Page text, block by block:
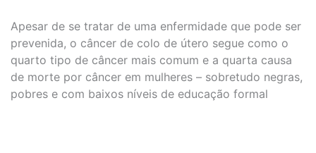
Apesar de se tratar de uma enfermidade que pode ser
prevenida, o câncer de colo de útero segue como o
quarto tipo de câncer mais comum e a quarta causa
de morte por câncer em mulheres – sobretudo negras,
pobres e com baixos níveis de educação formal